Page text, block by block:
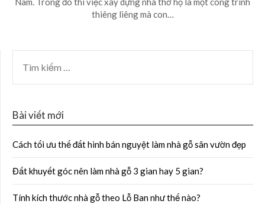
thiêng liêng mà con…
Bài viết mới
Cách tối ưu thế đất hình bán nguyệt làm nhà gỗ sân vườn đẹp
Đất khuyết góc nên làm nhà gỗ 3 gian hay 5 gian?
Tính kích thước nhà gỗ theo Lỗ Ban như thế nào?